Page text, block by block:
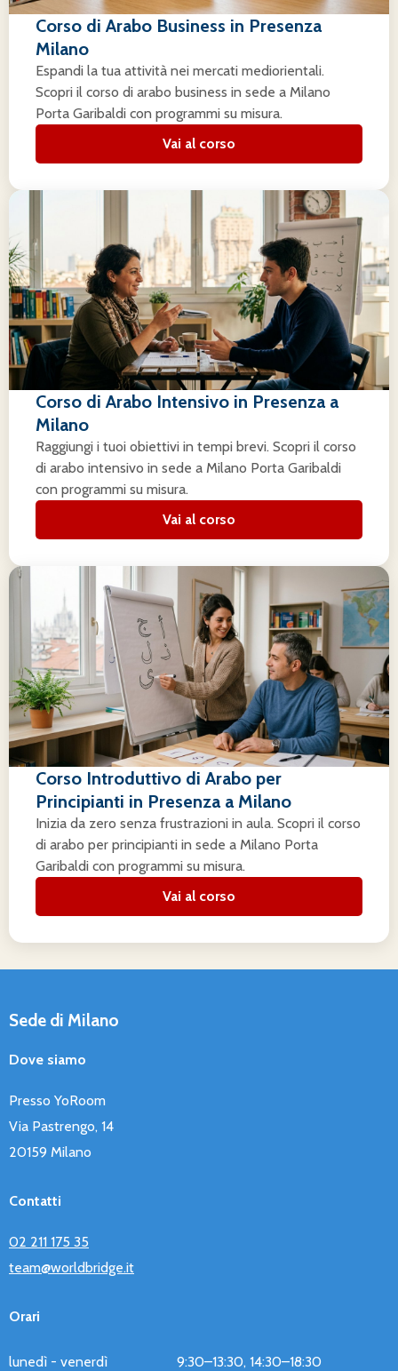
Corso di Arabo Business in Presenza
Milano
Espandi la tua attività nei mercati mediorientali.
Scopri il corso di arabo business in sede a Milano
Porta Garibaldi con programmi su misura.
Vai al corso
Corso di Arabo Intensivo in Presenza a
Milano
Raggiungi i tuoi obiettivi in tempi brevi. Scopri il corso
di arabo intensivo in sede a Milano Porta Garibaldi
con programmi su misura.
Vai al corso
Corso Introduttivo di Arabo per
Principianti in Presenza a Milano
Inizia da zero senza frustrazioni in aula. Scopri il corso
di arabo per principianti in sede a Milano Porta
Garibaldi con programmi su misura.
Vai al corso
Sede di Milano
Dove siamo
Presso YoRoom
Via Pastrengo, 14
20159 Milano
Contatti
02 211 175 35
team@worldbridge.it
Orari
lunedì - venerdì 9:30–13:30, 14:30–18:30